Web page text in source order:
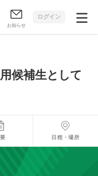
お知らせ
ログイン
候補生として
日程・場所